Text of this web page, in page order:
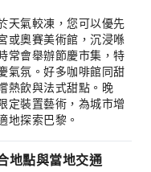
天氣較凍，您可以優先
或奧賽美術館，沉浸喺
常會舉辦節慶市集，特
氣氛。好多咖啡館同甜
熱飲與法式甜點。晚
定裝置藝術，為城市增
地探索巴黎。
地點與當地交通